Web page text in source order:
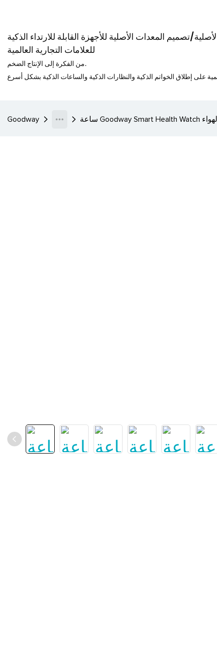
تصميم المعدات الأصلية للأجهزة القابلة للارتداء الذكية
للعلامات التجارية العالمية
من الفكرة إلى الإنتاج الضخم.
Goodway